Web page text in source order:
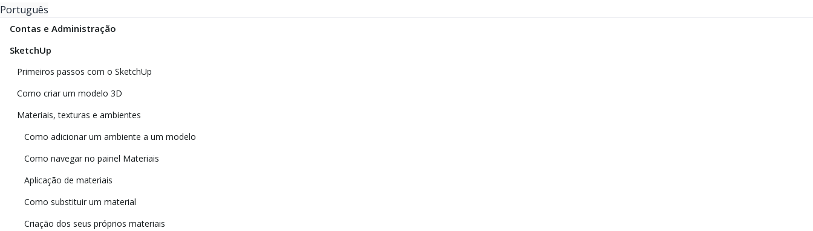
Português
Contas e Administração
SketchUp
Primeiros passos com o SketchUp
Como criar um modelo 3D
Materiais, texturas e ambientes
Como adicionar um ambiente a um modelo
Como navegar no painel Materiais
Aplicação de materiais
Como substituir um material
Criação dos seus próprios materiais